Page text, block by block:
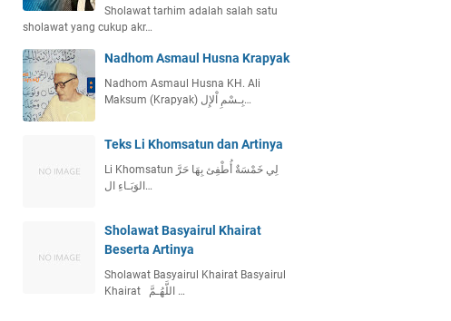
Sholawat tarhim adalah salah satu
sholawat yang cukup akr…
Nadhom Asmaul Husna Krapyak
Nadhom Asmaul Husna KH. Ali
Maksum (Krapyak) بِـسْمِ اْلإِل…
Teks Li Khomsatun dan Artinya
Li Khomsatun لِي خَمْسَةٌ أُطْفِئ بِهَا حَرَّ
الوَبَـاءِ ال…
Sholawat Basyairul Khairat
Beserta Artinya
Sholawat Basyairul Khairat Basyairul
Khairat اللَّهُـمَّ …